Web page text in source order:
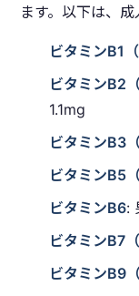
ます。以下は、
ビタミンB1
ビタミンB2
1.1mg
ビタミンB3
ビタミンB5
ビタミンB6:
ビタミンB7
ビタミンB9（